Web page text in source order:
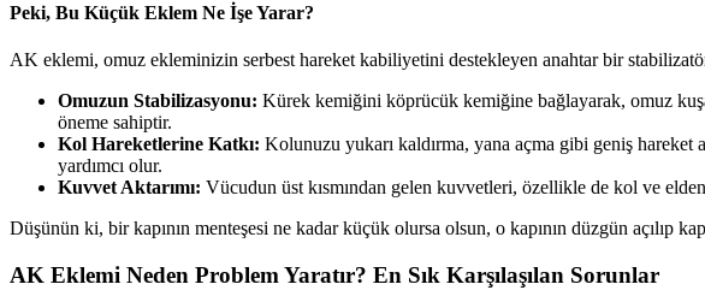
Peki, Bu Küçük Eklem Ne İşe Yarar?
AK eklemi, omuz ekleminizin serbest hareket kabiliyetini destekleyen anahtar bir
Omuzun Stabilizasyonu: Kürek kemiğini köprücük kemiğine bağlayarak, omuz
öneme sahiptir.
Kol Hareketlerine Katkı: Kolunuzu yukarı kaldırma, yana açma gibi geniş hareket
yardımcı olur.
Kuvvet Aktarımı: Vücudun üst kısmından gelen kuvvetleri, özellikle de kol ve
Düşünün ki, bir kapının menteşesi ne kadar küçük olursa olsun, o kapının düzgün
AK Eklemi Neden Problem Yaratır? En Sık Karşılaşılan Sorunlar